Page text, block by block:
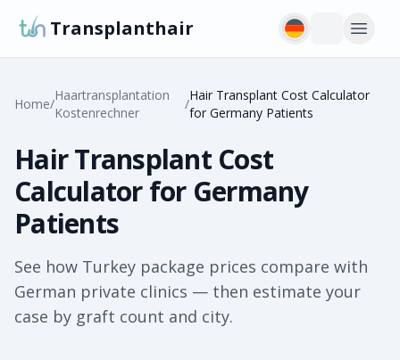
Transplanthair
Home/
Haartransplantation
Kostenrechner
/
Hair Transplant Cost Calculator
for Germany Patients
Hair Transplant Cost
Calculator for Germany
Patients
See how Turkey package prices compare with
German private clinics — then estimate your
case by graft count and city.